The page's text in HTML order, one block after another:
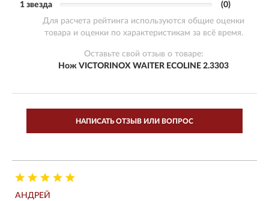
1 звезда
(0)
Для расчета рейтинга используются общие оценки
товара и оценки по характеристикам за всё время.
Оставьте свой отзыв о товаре:
Нож VICTORINOX WAITER ECOLINE 2.3303
НАПИСАТЬ ОТЗЫВ ИЛИ ВОПРОС
АНДРЕЙ